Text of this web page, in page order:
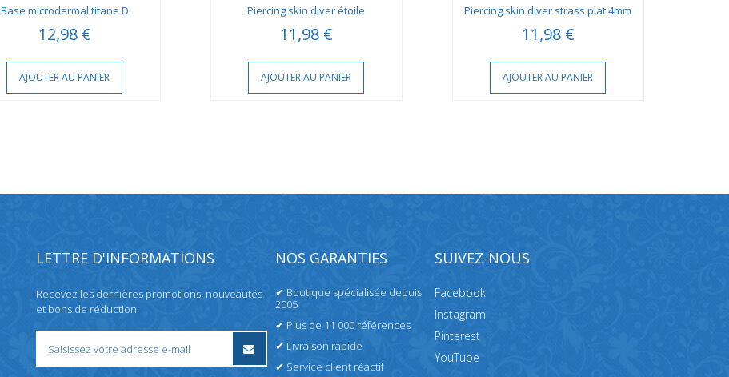
Base microdermal titane D
12,98 €
AJOUTER AU PANIER
Piercing skin diver étoile
11,98 €
AJOUTER AU PANIER
Piercing skin diver strass plat 4mm
11,98 €
AJOUTER AU PANIER
LETTRE D'INFORMATIONS
Recevez les dernières promotions, nouveautés
et bons de réduction.
NOS GARANTIES
✔ Boutique spécialisée depuis
2005
✔ Plus de 11 000 références
✔ Livraison rapide
✔ Service client réactif
SUIVEZ-NOUS
Facebook
Instagram
Pinterest
YouTube